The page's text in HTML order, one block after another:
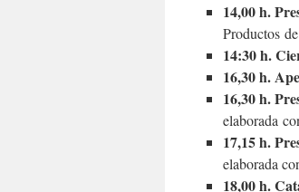
14,00 h.
Productos
14:30 h.
16,30 h.
16,30 h.
elaborada
17,15 h.
elaborada
18,00 h.